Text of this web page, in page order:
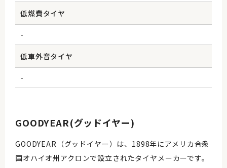
低燃費タイヤ
-
低車外音タイヤ
-
GOODYEAR(グッドイヤー)
GOODYEAR（グッドイヤー）は、1898年にアメリカ合衆
国オハイオ州アクロンで設立されたタイヤメーカーです。